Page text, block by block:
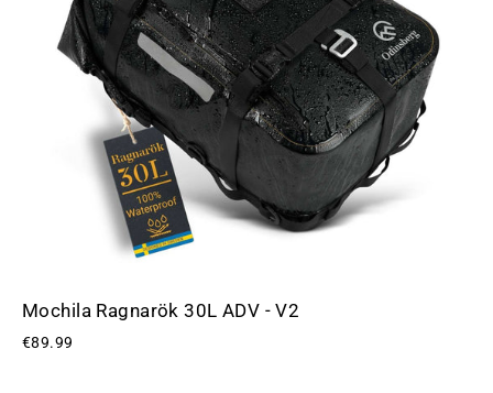
Mochila Ragnarök 30L ADV - V2
€89.99